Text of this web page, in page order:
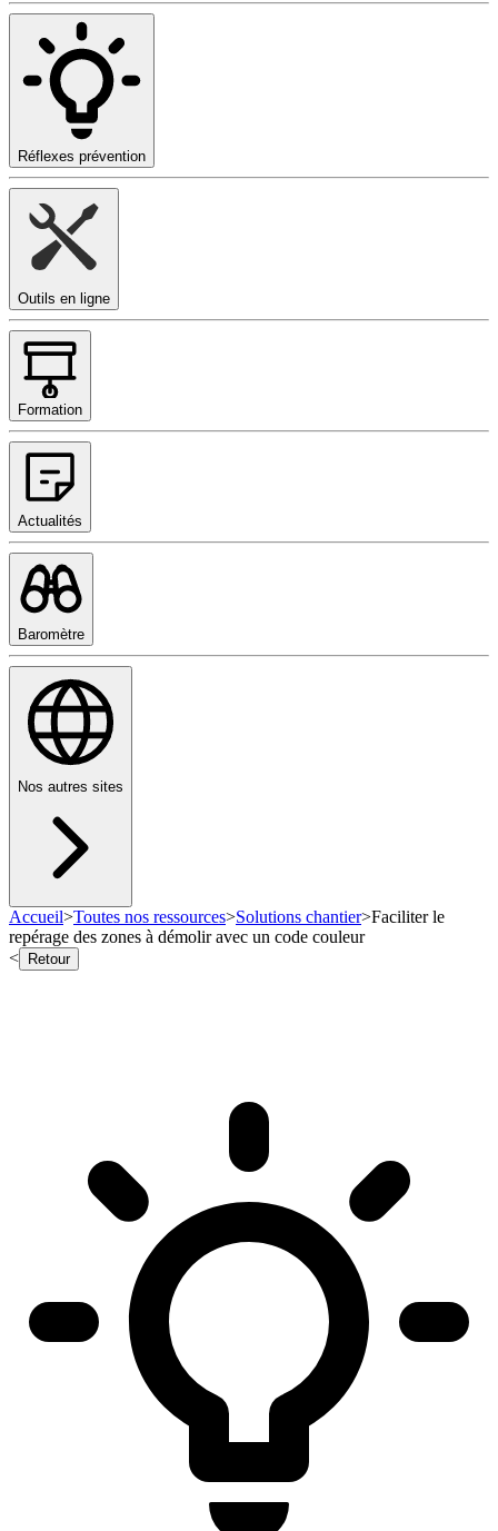
Réflexes prévention
Outils en ligne
Formation
Actualités
Baromètre
Nos autres sites
Accueil>Toutes nos ressources>Solutions chantier>Faciliter le
repérage des zones à démolir avec un code couleur
<
Retour